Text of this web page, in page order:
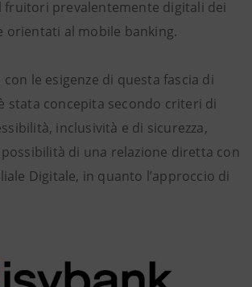
fruitori prevalentemente digitali dei
orientati al mobile banking.
le esigenze di questa fascia di
stata concepita secondo criteri di
inclusività e di sicurezza,
di una relazione diretta con
Digitale, in quanto l’approccio di